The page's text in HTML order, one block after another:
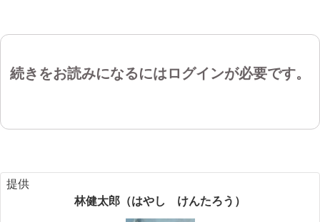
続きをお読みになるにはログインが必要です。
提供
林健太郎（はやし けんたろう）